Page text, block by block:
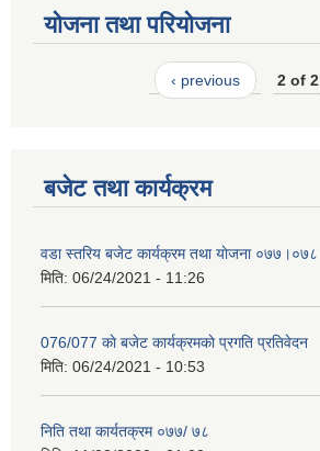
योजना तथा परियोजना
‹ previous 2 of 2
बजेट तथा कार्यक्रम
वडा स्तरिय बजेट कार्यक्रम तथा याेजना ०७७।०७८
मिति: 06/24/2021 - 11:26
076/077 काे बजेट कार्यक्रमकाे प्रगति प्रतिवेदन
मिति: 06/24/2021 - 10:53
निति तथा कार्यतक्रम ०७७/ ७८